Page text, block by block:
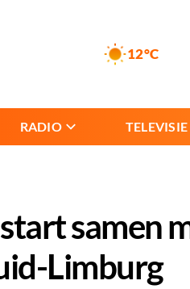
12°C
RADIO TELEVISIE
samen
Limburg